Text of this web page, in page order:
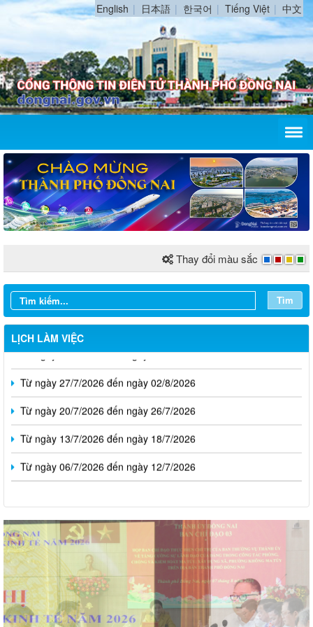
English 日本語 한국어 Tiếng Việt 中文
Thay đổi màu sắc
Tìm
LỊCH LÀM VIỆC
Từ ngày 03/8/2026 đến ngày 09/8/2026
Từ ngày 27/7/2026 đến ngày 02/8/2026
Từ ngày 20/7/2026 đến ngày 26/7/2026
Từ ngày 13/7/2026 đến ngày 18/7/2026
Từ ngày 06/7/2026 đến ngày 12/7/2026